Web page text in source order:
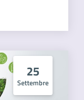
25
Settembre